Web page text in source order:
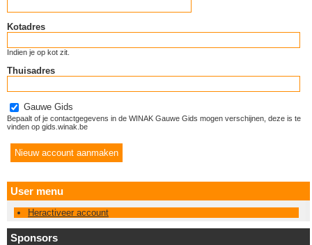
Kotadres
Indien je op kot zit.
Thuisadres
Gauwe Gids
Bepaalt of je contactgegevens in de WINAK Gauwe Gids mogen verschijnen, deze is te
vinden op gids.winak.be
User menu
Heractiveer account
Sponsors